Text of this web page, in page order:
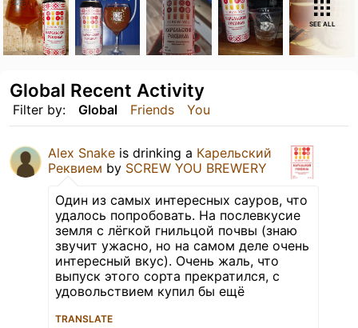
SEE ALL
Filter by: Global Friends You
Global Recent Activity
Alex Snake is drinking a Карельский
Реквием by SCREW YOU BREWERY
Один из самых интересных сауров, что
удалось попробовать. На послевкусие
земля с лёгкой гнильцой почвы (знаю
звучит ужасно, но на самом деле очень
интересный вкус). Очень жаль, что
выпуск этого сорта прекратился, с
удовольствием купил бы ещё
TRANSLATE